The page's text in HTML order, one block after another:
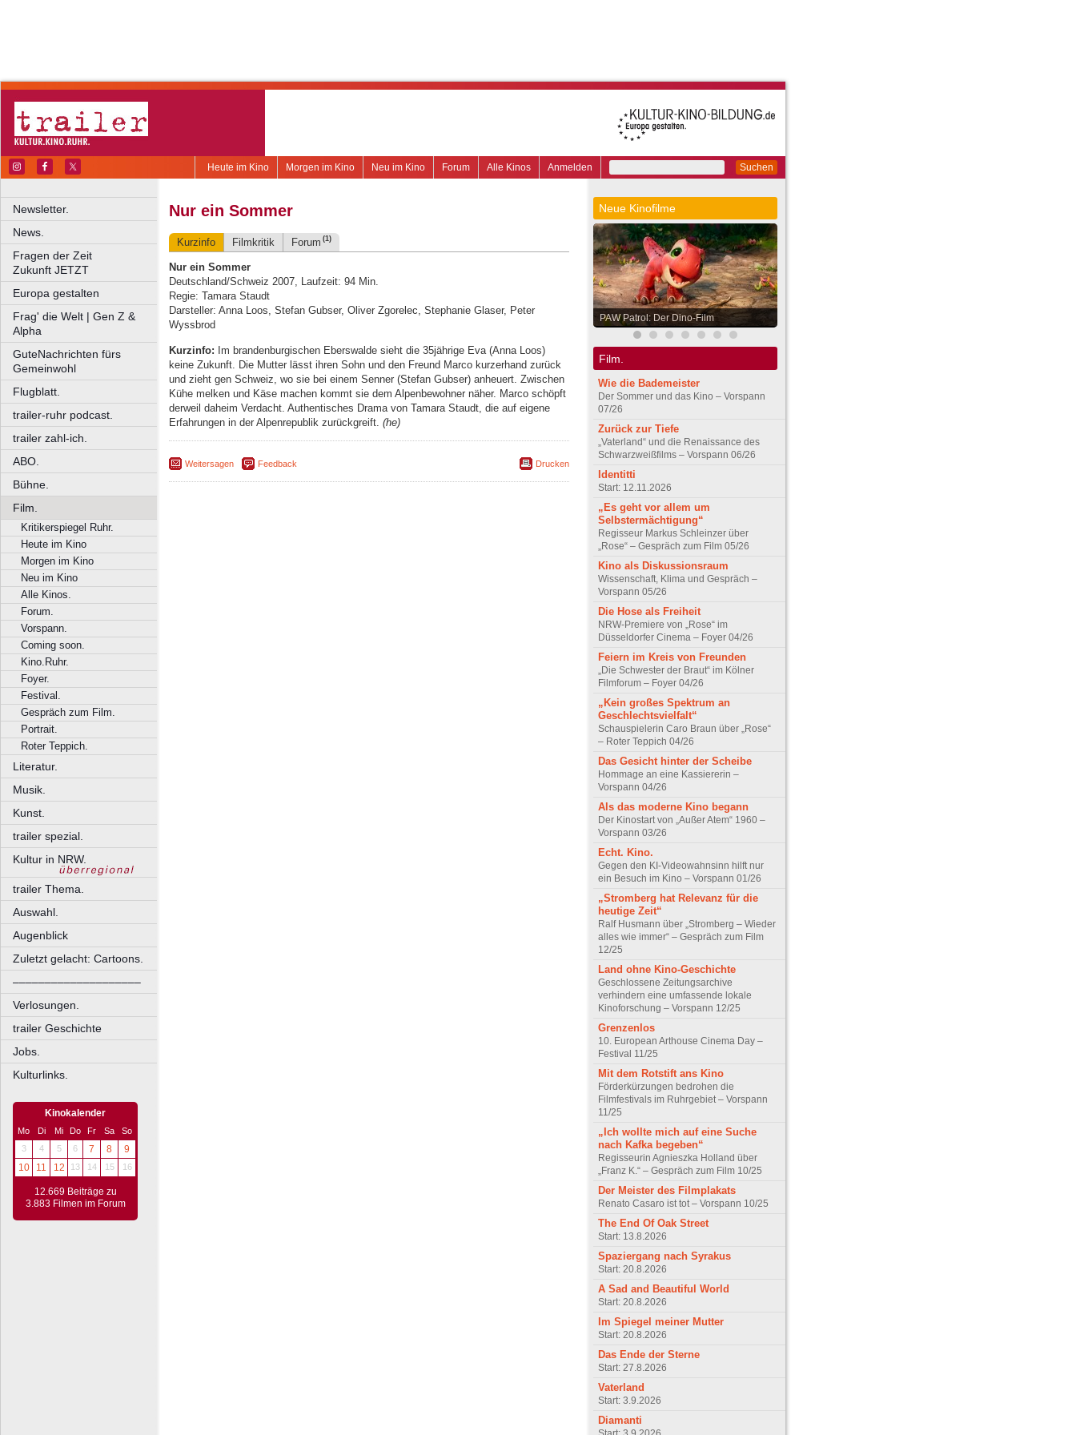
Suchen
Anmelden
Alle Kinos
Forum
Neu im Kino
Morgen im Kino
Heute im Kino
Newsletter.
News.
Fragen der Zeit
Zukunft JETZT
Europa gestalten
Frag' die Welt | Gen Z &
Alpha
GuteNachrichten fürs
Gemeinwohl
Flugblatt.
trailer-ruhr podcast.
trailer zahl-ich.
ABO.
Bühne.
Film.
Kritikerspiegel Ruhr.
Heute im Kino
Morgen im Kino
Neu im Kino
Alle Kinos.
Forum.
Vorspann.
Coming soon.
Kino.Ruhr.
Foyer.
Festival.
Gespräch zum Film.
Portrait.
Roter Teppich.
Literatur.
Musik.
Kunst.
trailer spezial.
Kultur in NRW.
trailer Thema.
Auswahl.
Augenblick
Zuletzt gelacht: Cartoons.
––––––––––––––––––––
Verlosungen.
trailer Geschichte
Jobs.
Kulturlinks.
Kinokalender
Mo Di Mi Do Fr Sa
So
3
4 5 6 7 8
9
10
11 12 13 14 15 16
12.669 Beiträge zu
3.883 Filmen im Forum
Nur ein Sommer
Kurzinfo Filmkritik Forum (1)
Nur ein Sommer
Deutschland/Schweiz 2007, Laufzeit: 94 Min.
Regie: Tamara Staudt
Darsteller: Anna Loos, Stefan Gubser, Oliver Zgorelec, Stephanie Glaser, Peter
Wyssbrod
Kurzinfo: Im brandenburgischen Eberswalde sieht die 35jährige Eva (Anna Loos)
keine Zukunft. Die Mutter lässt ihren Sohn und den Freund Marco kurzerhand zurück
und zieht gen Schweiz, wo sie bei einem Senner (Stefan Gubser) anheuert. Zwischen
Kühe melken und Käse machen kommt sie dem Alpenbewohner näher. Marco schöpft
derweil daheim Verdacht. Authentisches Drama von Tamara Staudt, die auf eigene
Erfahrungen in der Alpenrepublik zurückgreift. (he)
Weitersagen Feedback Drucken
Neue Kinofilme
PAW Patrol: Der Dino-Film
Film.
Wie die Bademeister
Der Sommer und das Kino – Vorspann
07/26
Zurück zur Tiefe
„Vaterland“ und die Renaissance des
Schwarzweißfilms – Vorspann 06/26
Identitti
Start: 12.11.2026
„Es geht vor allem um
Selbstermächtigung“
Regisseur Markus Schleinzer über
„Rose“ – Gespräch zum Film 05/26
Kino als Diskussionsraum
Wissenschaft, Klima und Gespräch –
Vorspann 05/26
Die Hose als Freiheit
NRW-Premiere von „Rose“ im
Düsseldorfer Cinema – Foyer 04/26
Feiern im Kreis von Freunden
„Die Schwester der Braut“ im Kölner
Filmforum – Foyer 04/26
„Kein großes Spektrum an
Geschlechtsvielfalt“
Schauspielerin Caro Braun über „Rose“
– Roter Teppich 04/26
Das Gesicht hinter der Scheibe
Hommage an eine Kassiererin –
Vorspann 04/26
Als das moderne Kino begann
Der Kinostart von „Außer Atem“ 1960 –
Vorspann 03/26
Echt. Kino.
Gegen den KI-Videowahnsinn hilft nur
ein Besuch im Kino – Vorspann 01/26
„Stromberg hat Relevanz für die
heutige Zeit“
Ralf Husmann über „Stromberg – Wieder
alles wie immer“ – Gespräch zum Film
12/25
Land ohne Kino-Geschichte
Geschlossene Zeitungsarchive
verhindern eine umfassende lokale
Kinoforschung – Vorspann 12/25
Grenzenlos
10. European Arthouse Cinema Day –
Festival 11/25
Mit dem Rotstift ans Kino
Förderkürzungen bedrohen die
Filmfestivals im Ruhrgebiet – Vorspann
11/25
„Ich wollte mich auf eine Suche
nach Kafka begeben“
Regisseurin Agnieszka Holland über
„Franz K.“ – Gespräch zum Film 10/25
Der Meister des Filmplakats
Renato Casaro ist tot – Vorspann 10/25
The End Of Oak Street
Start: 13.8.2026
Spaziergang nach Syrakus
Start: 20.8.2026
A Sad and Beautiful World
Start: 20.8.2026
Im Spiegel meiner Mutter
Start: 20.8.2026
Das Ende der Sterne
Start: 27.8.2026
Vaterland
Start: 3.9.2026
Diamanti